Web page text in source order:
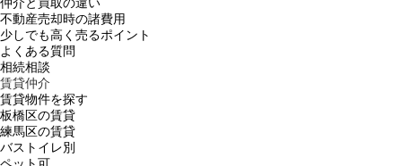
不動産売却時の諸費用
少しでも高く売るポイント
よくある質問
相続相談
賃貸仲介
賃貸物件を探す
板橋区の賃貸
練馬区の賃貸
バストイレ別
ペット可